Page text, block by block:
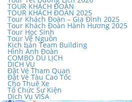
TOUR KHÁCH ĐOÀN
TOUR KHÁCH ĐOÀN 2025
Tour Khách Đoàn – Gia Đình 2025
Tour Khách Đoàn Hành Hương 2025
Tour Học Sinh
Tour Về Nguồn
Kịch bản Team Building
Hình Ảnh Đoàn
COMBO DU LỊCH
DỊCH VỤ
Đặt Vé Tham Quan
Đặt Vé Tàu Cao Tốc
Cho Thuê Xe
Tổ Chức Sự Kiện
Dịch Vụ VISA